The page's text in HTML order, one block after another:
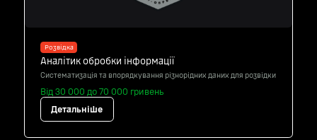
Розвідка
Аналітик обробки інформації
Систематизація та впорядкування різнорідних даних для розвідки
Від 30 000 до 70 000 гривень
Детальніше